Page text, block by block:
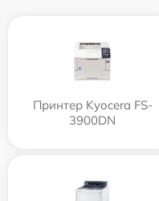
Принтер Kyocera FS-
3900DN